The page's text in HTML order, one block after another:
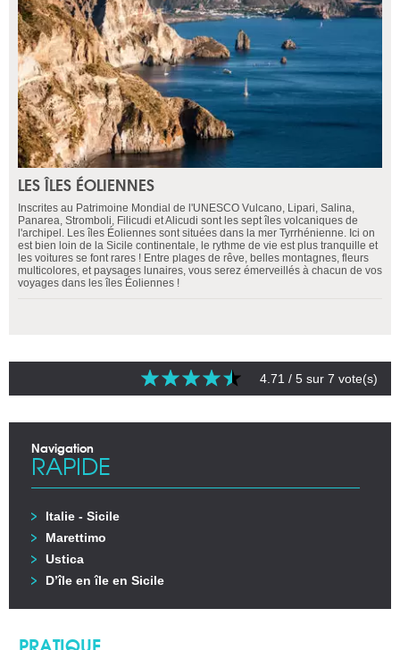
LES ÎLES ÉOLIENNES
Inscrites au Patrimoine Mondial de l'UNESCO Vulcano, Lipari, Salina,
Panarea, Stromboli, Filicudi et Alicudi sont les sept îles volcaniques de
l'archipel. Les îles Éoliennes sont situées dans la mer Tyrrhénienne. Ici on
est bien loin de la Sicile continentale, le rythme de vie est plus tranquille et
les voitures se font rares ! Entre plages de rêve, belles montagnes, fleurs
multicolores, et paysages lunaires, vous serez émerveillés à chacun de vos
voyages dans les îles Éoliennes !
4.71 / 5 sur 7 vote(s)
Navigation
RAPIDE
Italie - Sicile
Marettimo
Ustica
D’île en île en Sicile
PRATIQUE